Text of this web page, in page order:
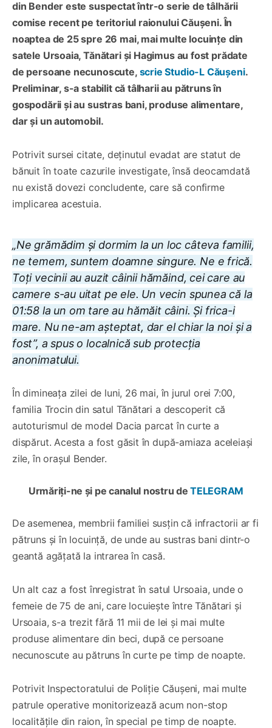
din Bender este suspectat într-o serie de tâlhării
comise recent pe teritoriul raionului Căușeni. În
noaptea de 25 spre 26 mai, mai multe locuințe din
satele Ursoaia, Tănătari și Hagimus au fost prădate
de persoane necunoscute, scrie Studio-L Căușeni.
Preliminar, s-a stabilit că tâlharii au pătruns în
gospodării și au sustras bani, produse alimentare,
dar și un automobil.
Potrivit sursei citate, deținutul evadat are statut de
bănuit în toate cazurile investigate, însă deocamdată
nu există dovezi concludente, care să confirme
implicarea acestuia.
„Ne grămădim și dormim la un loc câteva familii,
ne temem, suntem doamne singure. Ne e frică.
Toți vecinii au auzit câinii hămăind, cei care au
camere s-au uitat pe ele. Un vecin spunea că la
01:58 la un om tare au hămăit câini. Și frica-i
mare. Nu ne-am așteptat, dar el chiar la noi și a
fost”, a spus o localnică sub protecția
anonimatului.
În dimineața zilei de luni, 26 mai, în jurul orei 7:00,
familia Trocin din satul Tănătari a descoperit că
autoturismul de model Dacia parcat în curte a
dispărut. Acesta a fost găsit în după-amiaza aceleiași
zile, în orașul Bender.
Urmăriți-ne și pe canalul nostru deTELEGRAM
De asemenea, membrii familiei susțin că infractorii ar fi
pătruns și în locuință, de unde au sustras bani dintr-o
geantă agățată la intrarea în casă.
Un alt caz a fost înregistrat în satul Ursoaia, unde o
femeie de 75 de ani, care locuiește între Tănătari și
Ursoaia, s-a trezit fără 11 mii de lei și mai multe
produse alimentare din beci, după ce persoane
necunoscute au pătruns în curte pe timp de noapte.
Potrivit Inspectoratului de Poliție Căușeni, mai multe
patrule operative monitorizează acum non-stop
localitățile din raion, în special pe timp de noapte.